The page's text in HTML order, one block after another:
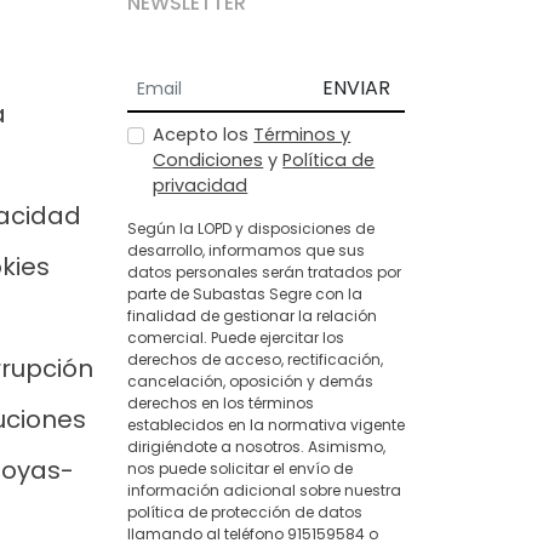
ENVIAR
Acepto los Términos y
Condiciones yPolítica de
privacidad
Según la LOPD y disposiciones de
desarrollo, informamos que sus
datos personales serán tratados por
parte de Subastas Segre con la
finalidad de gestionar la relación
comercial. Puede ejercitar los
derechos de acceso, rectificación,
cancelación, oposición y demás
derechos en los términos
establecidos en la normativa vigente
dirigiéndote a nosotros. Asimismo,
nos puede solicitar el envío de
información adicional sobre nuestra
política de protección de datos
llamando al teléfono 915159584 o